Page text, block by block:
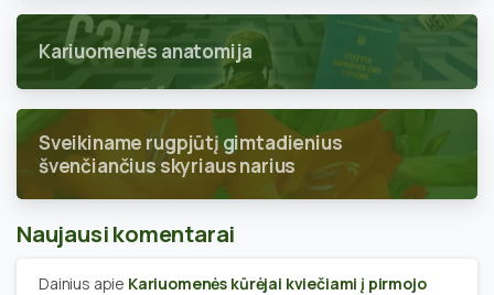
Kariuomenės anatomija
Sveikiname rugpjūtį gimtadienius
švenčiančius skyriaus narius
Naujausi komentarai
Dainius apie Kariuomenės kūrėjai kviečiami į pirmojo